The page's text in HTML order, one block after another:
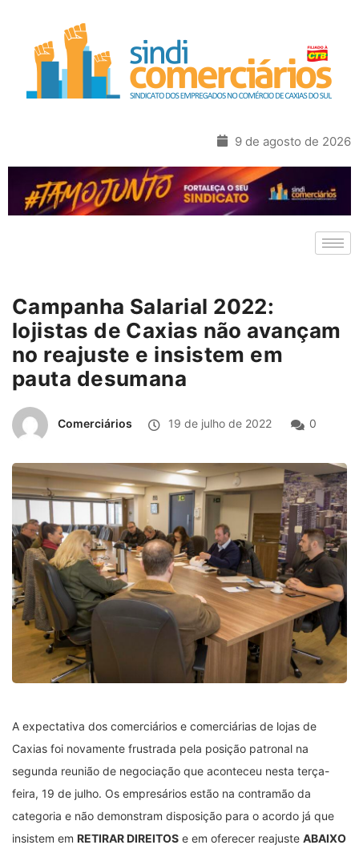
9 de agosto de 2026
Campanha Salarial 2022:
lojistas de Caxias não avançam
no reajuste e insistem em
pauta desumana
Comerciários 19 de julho de 2022 0
A expectativa dos comerciários e comerciárias de lojas de
Caxias foi novamente frustrada pela posição patronal na
segunda reunião de negociação que aconteceu nesta terça-
feira, 19 de julho. Os empresários estão na contramão da
categoria e não demonstram disposição para o acordo já que
insistem em RETIRAR DIREITOS e em oferecer reajuste ABAIXO